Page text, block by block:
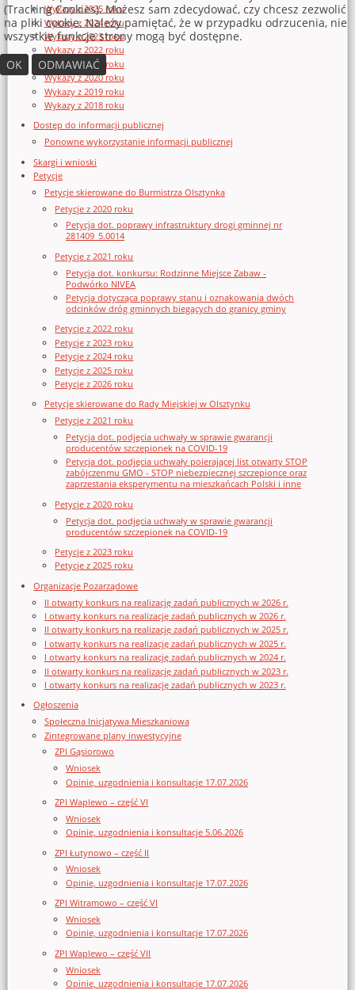
Wykazy z 2025 roku
Wykazy z 2024 roku
Wykazy z 2023 roku
Wykazy z 2022 roku
Wykazy z 2021 roku
Wykazy z 2020 roku
Wykazy z 2019 roku
Wykazy z 2018 roku
Dostęp do informacji publicznej
Ponowne wykorzystanie informacji publicznej
Skargi i wnioski
Petycje
Petycje skierowane do Burmistrza Olsztynka
Petycje z 2020 roku
Petycja dot. poprawy infrastruktury drogi gminnej nr
281409_5.0014
Petycje z 2021 roku
Petycja dot. konkursu: Rodzinne Miejsce Zabaw -
Podwórko NIVEA
Petycja dotycząca poprawy stanu i oznakowania dwóch
odcinków dróg gminnych biegących do granicy gminy
Petycje z 2022 roku
Petycje z 2023 roku
Petycje z 2024 roku
Petycje z 2025 roku
Petycje z 2026 roku
Petycje skierowane do Rady Miejskiej w Olsztynku
Petycje z 2021 roku
Petycja dot. podjęcia uchwały w sprawie gwarancji
producentów szczepionek na COVID-19
Petycja dot. podjęcia uchwały poierającej list otwarty STOP
zabójczenmu GMO - STOP niebezpiecznej szczepionce oraz
zaprzestania eksperymentu na mieszkańcach Polski i inne
Petycje z 2020 roku
Petycja dot. podjęcia uchwały w sprawie gwarancji
producentów szczepionek na COVID-19
Petycje z 2023 roku
Petycje z 2025 roku
Organizacje Pozarządowe
II otwarty konkurs na realizację zadań publicznych w 2026 r.
I otwarty konkurs na realizację zadań publicznych w 2026 r.
II otwarty konkurs na realizację zadań publicznych w 2025 r.
I otwarty konkurs na realizację zadań publicznych w 2025 r.
I otwarty konkurs na realizację zadań publicznych w 2024 r.
II otwarty konkurs na realizację zadań publicznych w 2023 r.
I otwarty konkurs na realizację zadań publicznych w 2023 r.
Ogłoszenia
Społeczna Inicjatywa Mieszkaniowa
Zintegrowane plany inwestycyjne
ZPI Gąsiorowo
Wniosek
Opinie, uzgodnienia i konsultacje 17.07.2026
ZPI Waplewo – część VI
Wniosek
Opinie, uzgodnienia i konsultacje 5.06.2026
ZPI Łutynowo – część II
Wniosek
Opinie, uzgodnienia i konsultacje 17.07.2026
ZPI Witramowo – część VI
Wniosek
Opinie, uzgodnienia i konsultacje 17.07.2026
ZPI Waplewo – część VII
Wniosek
Opinie, uzgodnienia i konsultacje 17.07.2026
(Tracking Cookies). Możesz sam zdecydować, czy chcesz zezwolić
na pliki cookie. Należy pamiętać, że w przypadku odrzucenia, nie
wszystkie funkcje strony mogą być dostępne.
OK
ODMAWIAĆ